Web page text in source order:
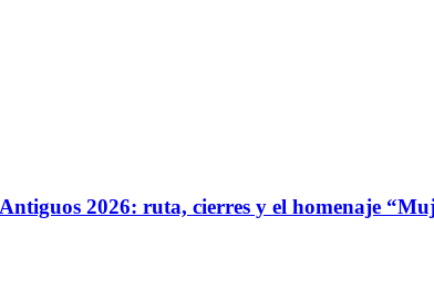
2026: ruta, cierres y el homenaje